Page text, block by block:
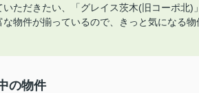
ただきたい、「グレイス茨木(旧コーポ北
物件が揃っているので、きっと気になる
の物件